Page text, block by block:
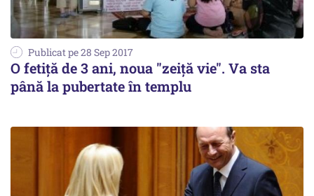
Publicat pe 28 Sep 2017
O fetiță de 3 ani, noua "zeiță vie". Va sta
până la pubertate în templu